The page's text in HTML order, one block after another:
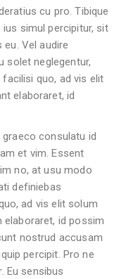
cu pro. Tibique
simul percipitur, sit
Vel audire
solet neglegentur,
quo, ad vis elit
elaboraret, id
consulatu id
et vim. Essent
no, at usu modo
definiebas
ad vis elit solum
id possim
nostrud accusam
percipit. Pro ne
Eu sensibus